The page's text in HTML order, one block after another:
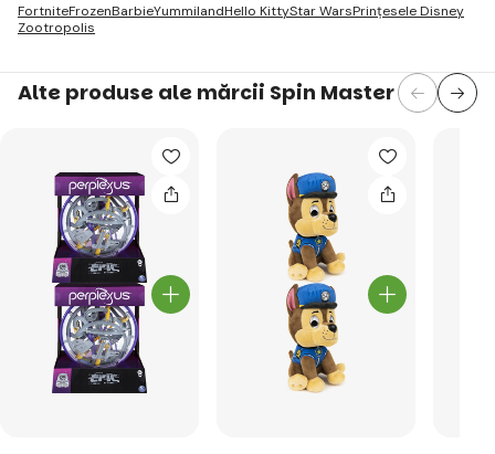
FortniteFrozenBarbieYummilandHello KittyStar WarsPrințesele Disney
Zootropolis
Alte produse ale mărcii Spin Master